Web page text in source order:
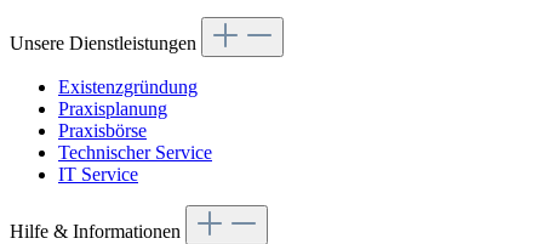
Unsere Dienstleistungen
Existenzgründung
Praxisplanung
Praxisbörse
Technischer Service
IT Service
Hilfe & Informationen